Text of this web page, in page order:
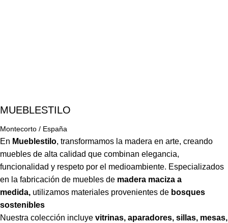
MUEBLESTILO
Montecorto / España
En Mueblestilo, transformamos la madera en arte, creando
muebles de alta calidad que combinan elegancia,
funcionalidad y respeto por el medioambiente. Especializados
en la fabricación de muebles de madera maciza a
medida, utilizamos materiales provenientes de bosques
sostenibles
Nuestra colección incluye vitrinas, aparadores, sillas, mesas,